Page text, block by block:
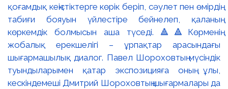
қоғамдық кеңістіктерге көрік беріп, сәулет пен өмірдің
табиғи бояуын үйлестіре бейнелеп, қаланың
көркемдік болмысын аша түседі. 🔺🔺Көрменің
жобалық ерекшелігі – ұрпақтар арасындағы
шығармашылық диалог. Павел Шороховтың мүсіндік
туындыларымен қатар экспозицияға оның ұлы,
кескіндемеші Дмитрий Шороховтың шығармалары да